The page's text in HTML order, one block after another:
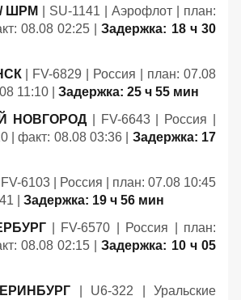
ШРМ
| SU-1141 | Аэрофлот | план:
08.08 02:25 |Задержка: 18 ч 30
| FV-6829 | Россия | план: 07.08
11:10 | Задержка: 25 ч 55 мин
НОВГОРОД| FV-6643 | Россия |
| факт: 08.08 03:36 | Задержка: 17
FV-6103 | Россия | план: 07.08 10:45
| Задержка: 19 ч 56 мин
| FV-6570 | Россия | план:
08.08 02:15 |Задержка: 10 ч 05
| U6-322 | Уральские